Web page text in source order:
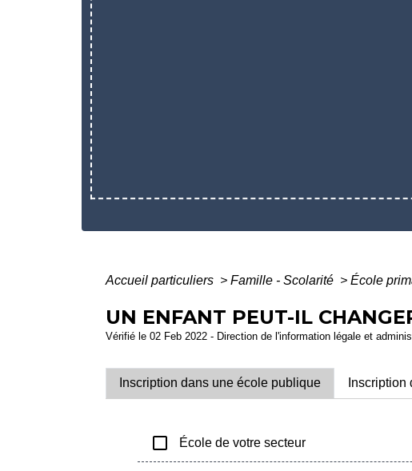
Accueil particuliers > Famille - Scolarité > École
UN ENFANT PEUT-IL
Vérifié le 02 Feb 2022 - Direction de l'information légale et
Inscription dans une école publique
check_box_outline_blank École de votre secteur